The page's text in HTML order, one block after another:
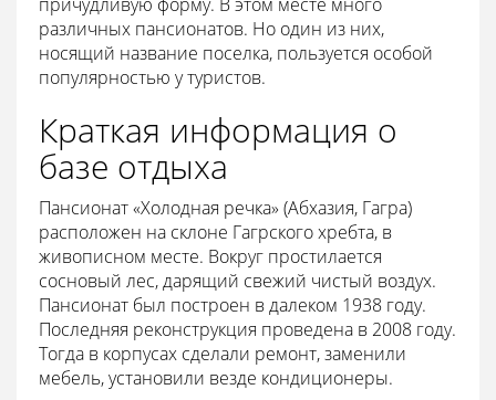
различных пансионатов. Но один из них,
носящий название поселка, пользуется особой
популярностью у туристов.
Краткая информация о
базе отдыха
Пансионат «Холодная речка» (Абхазия, Гагра)
расположен на склоне Гагрского хребта, в
живописном месте. Вокруг простилается
сосновый лес, дарящий свежий чистый воздух.
Пансионат был построен в далеком 1938 году.
Последняя реконструкция проведена в 2008 году.
Тогда в корпусах сделали ремонт, заменили
мебель, установили везде кондиционеры.